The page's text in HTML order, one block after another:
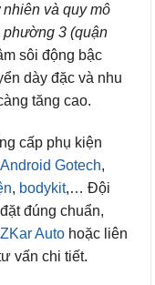
và quy mô
3 (quận
sôi động bậc
dày đặc và nhu
tăng cao.
cấp phụ kiện
Gotech,
, bodykit,… Đội
đúng chuẩn,
ZKar Auto hoặc liên
vấn chi tiết.